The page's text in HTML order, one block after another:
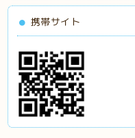
携帯サイト